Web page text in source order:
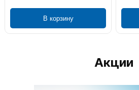
В корзину
Акции